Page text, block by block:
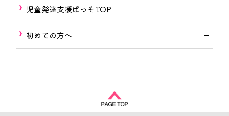
児童発達支援ぱっそTOP
初めての方へ